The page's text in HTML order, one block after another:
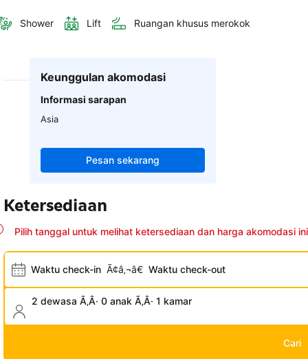
Shower Lift Ruangan khusus merokok
Keunggulan akomodasi
Informasi sarapan
Asia
Pesan sekarang
Ketersediaan
Pilih tanggal untuk melihat ketersediaan dan harga akomodasi ini
Waktu check-in Ã¢â‚¬â€ Waktu check-out
2 dewasa Ã‚Â· 0 anak Ã‚Â· 1 kamar
Cari